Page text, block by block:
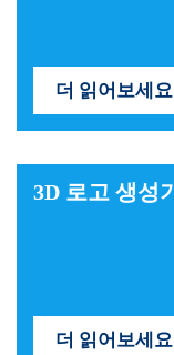
더 읽어보세요
3D 로고 생성기
더 읽어보세요